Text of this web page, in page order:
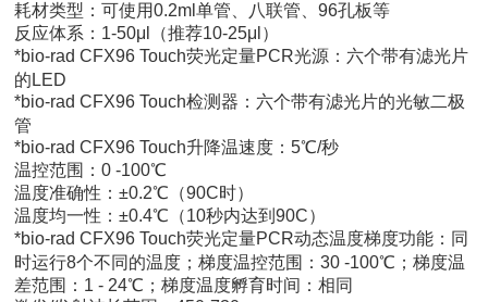
耗材类型：可使用0.2ml单管、八联管、96孔板等
反应体系：1-50μl（推荐10-25μl）
*bio-rad CFX96 Touch荧光定量PCR光源：六个带有滤光片
的LED
*bio-rad CFX96 Touch检测器：六个带有滤光片的光敏二极
管
*bio-rad CFX96 Touch升降温速度：5℃/秒
温控范围：0 -100℃
温度准确性：±0.2℃（90C时）
温度均一性：±0.4℃（10秒内达到90C）
*bio-rad CFX96 Touch荧光定量PCR动态温度梯度功能：同
时运行8个不同的温度；梯度温控范围：30 -100℃；梯度温
差范围：1 - 24℃；梯度温度孵育时间：相同